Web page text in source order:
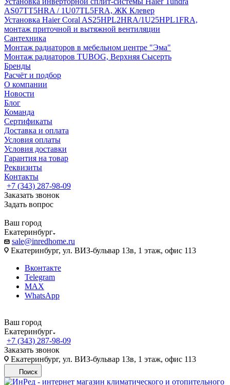
AS07TT5HRA / 1U07TL5FRA, ЖК Клевер
Установка Haier Coral AS25HPL2HRA/1U25HPL1FRA,
монтаж приточной и вытяжной вентиляции
Сантехника
Монтаж радиаторов в мебельном центре "Эма"
Монтаж радиаторов TUBOG, Верхняя Сысерть
Бренды
Расчёт и подбор
О компании
Новости
Блог
Команда
Сертификаты
Доставка и оплата
Условия оплаты
Условия доставки
Гарантия на товар
Реквизиты
Контакты
+7 (343) 287-98-09
Заказать звонок
Задать вопрос
Ваш город
Екатеринбург
sale@inredhome.ru
Екатеринбург, ул. ВИЗ-бульвар 13в, 1 этаж, офис 113
Вконтакте
Telegram
MAX
WhatsApp
Ваш город
Екатеринбург
+7 (343) 287-98-09
Заказать звонок
Екатеринбург, ул. ВИЗ-бульвар 13в, 1 этаж, офис 113
Поиск